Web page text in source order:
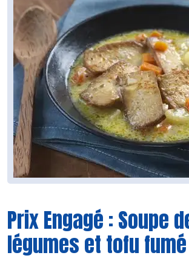
Prix Engagé : Soupe
légumes et tofu fumé